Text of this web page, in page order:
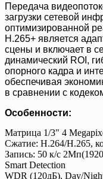
Передача
загрузки сетевой
оптимизированной
H.265+ является
сцены и включает в
динамический ROI,
опорного кадра и
обеспечивая
в сравнении с
Особенности:
Матрица 1/3" 4
Сжатие: H.264/H.265,
Запись: 50 к/с
Smart Detection
WDR (120дБ), Day/